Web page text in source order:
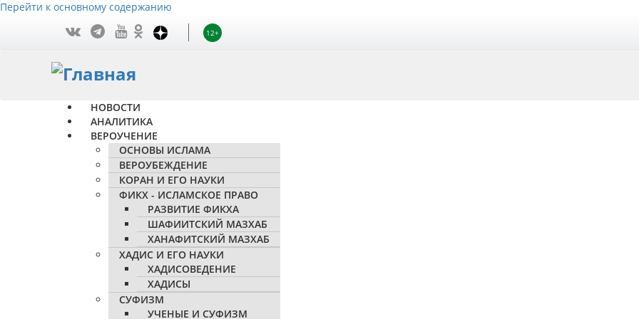
Перейти к основному содержанию
12+
НОВОСТИ
АНАЛИТИКА
ВЕРОУЧЕНИЕ
ОСНОВЫ ИСЛАМА
ВЕРОУБЕЖДЕНИЕ
КОРАН И ЕГО НАУКИ
ФИКХ - ИСЛАМСКОЕ ПРАВО
РАЗВИТИЕ ФИКХА
ШАФИИТСКИЙ МАЗХАБ
ХАНАФИТСКИЙ МАЗХАБ
ХАДИС И ЕГО НАУКИ
ХАДИСОВЕДЕНИЕ
ХАДИСЫ
СУФИЗМ
УЧЕНЫЕ И СУФИЗМ